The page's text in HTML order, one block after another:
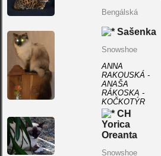
Bengálská
Sašenka
Snowshoe
ANNA
RAKOUSKÁ -
ANAŠA
RÁKOSKA -
KOČKOTÝR
CH
Yorica
Oreanta
Snowshoe